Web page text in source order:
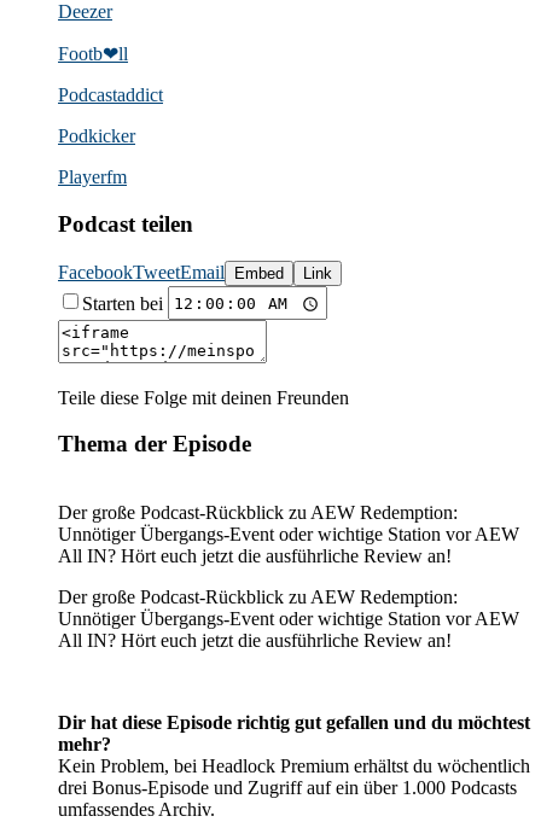
Deezer
Footb❤ll
Podcast­addict
Podkicker
Playerfm
Podcast teilen
FacebookTweetEmail Embed Link
Starten bei
Teile diese Folge mit deinen Freunden
Thema der Episode
Der große Podcast-Rückblick zu AEW Redemption:
Unnötiger Übergangs-Event oder wichtige Station vor AEW
All IN? Hört euch jetzt die ausführliche Review an!
Der große Podcast-Rückblick zu AEW Redemption:
Unnötiger Übergangs-Event oder wichtige Station vor AEW
All IN? Hört euch jetzt die ausführliche Review an!
Dir hat diese Episode richtig gut gefallen und du möchtest
mehr?
Kein Problem, bei Headlock Premium erhältst du wöchentlich
drei Bonus-Episode und Zugriff auf ein über 1.000 Podcasts
umfassendes Archiv.